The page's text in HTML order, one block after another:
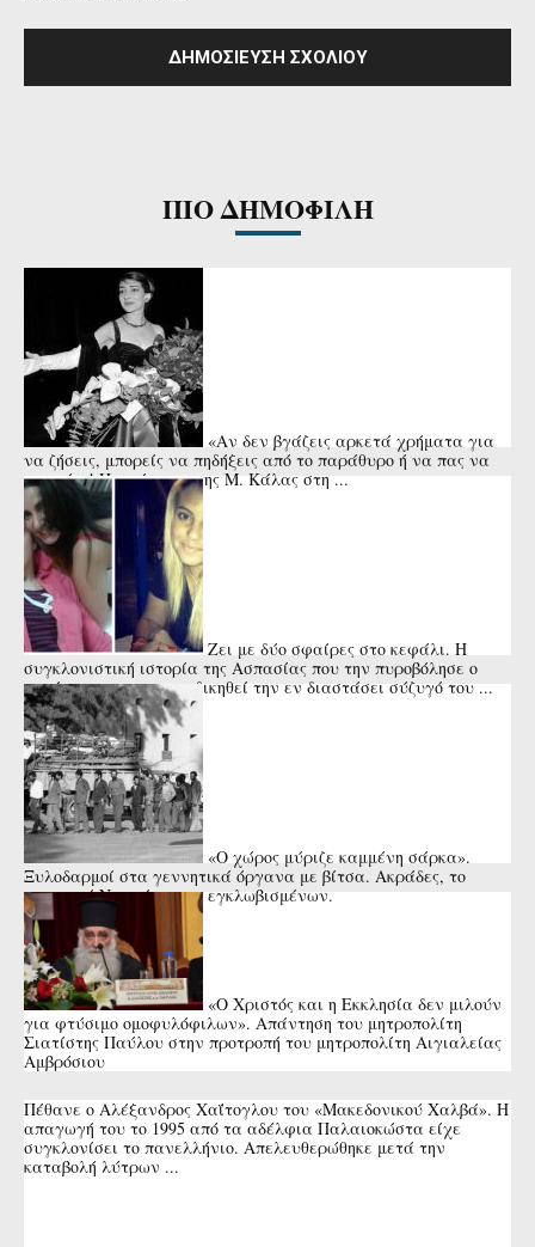
ΠΙΟ ΔΗΜΟΦΙΛΗ
«Αν δεν βγάζεις αρκετά χρήματα για
να ζήσεις, μπορείς να πηδήξεις από το παράθυρο ή να πας να
πνιγείς»! Η απάντηση της Μ. Κάλας στη ...
Ζει με δύο σφαίρες στο κεφάλι. Η
συγκλονιστική ιστορία της Ασπασίας που την πυροβόλησε ο
πατέρας της για να εκδικηθεί την εν διαστάσει σύζυγό του ...
«Ο χώρος μύριζε καμμένη σάρκα».
Ξυλοδαρμοί στα γεννητικά όργανα με βίτσα. Ακράδες, το
κυπριακό Νταχάου των εγκλωβισμένων.
«Ο Χριστός και η Εκκλησία δεν μιλούν
για φτύσιμο ομοφυλόφιλων». Απάντηση του μητροπολίτη
Σιατίστης Παύλου στην προτροπή του μητροπολίτη Αιγιαλείας
Αμβρόσιου
Πέθανε ο Αλέξανδρος Χαΐτογλου του «Μακεδονικού Χαλβά». Η
απαγωγή του το 1995 από τα αδέλφια Παλαιοκώστα είχε
συγκλονίσει το πανελλήνιο. Απελευθερώθηκε μετά την
καταβολή λύτρων ...